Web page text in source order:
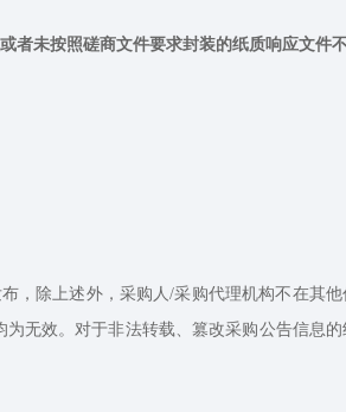
者未按照磋商文件要求封装的纸质响应文件不
，除上述外，采购人/采购代理机构不在其
无效。对于非法转载、篡改采购公告信息